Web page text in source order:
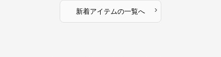
新着アイテムの一覧へ ›